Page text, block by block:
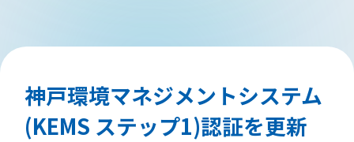
神戸環境マネジメントシステム
(KEMS ステップ1)認証を更新